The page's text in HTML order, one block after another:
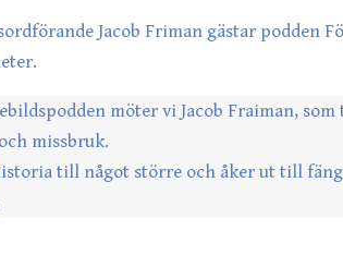
Jacob Friman gästar podden
möter vi Jacob Fraiman,
missbruk.
till något större och åker ut till